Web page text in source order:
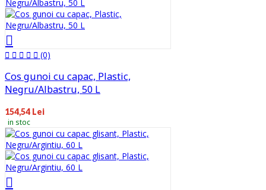
(0)
Cos gunoi cu capac, Plastic,
Negru/Albastru, 50 L
154,54 Lei
in stoc